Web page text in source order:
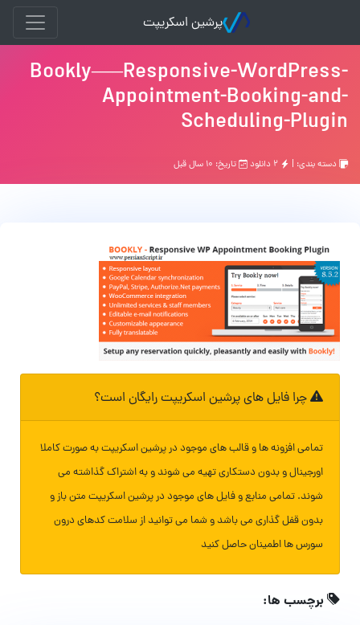
پرشین اسکریپت
Bookly—–Responsive-WordPress-
Appointment-Booking-and-
Scheduling-Plugin
دسته بندی: | تاریخ: ۱۰ سال قبل
چرا فایل های پرشین اسکریپت رایگان است؟
تمامی افزونه ها و قالب های موجود در پرشین اسکریپت به صورت کاملا
اورجینال و بدون دستکاری تهیه می شوند و به اشتراک گذاشته می
شوند. تمامی منابع و فایل های موجود در پرشین اسکریپت متن باز و
بدون قفل گذاری می باشد و شما می توانید از سلامت کدهای درون
سورس ها اطمینان حاصل کنید
برچسب ها: